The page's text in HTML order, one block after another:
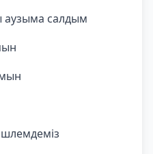
салдым
шлемдеміз